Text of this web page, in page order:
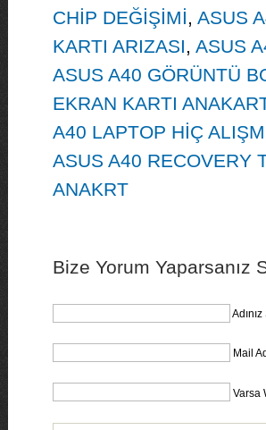
CHİP DEĞİŞİMİ, ASUS
KARTI ARIZASI, ASUS
ASUS A40 GÖRÜNTÜ
EKRAN KARTI
A40 LAPTOP HİÇ
ASUS A40 RECOVERY
ANAKRT
Bize Yorum Yaparsanız
Mail
Varsa